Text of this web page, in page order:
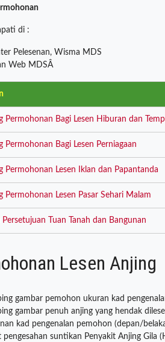
di :
Pelesenan, Wisma MDS
Web MDSÂ
Permohonan Bagi Lesen Hiburan dan
Permohonan Bagi Lesen Perniagaan
Permohonan Lesen Iklan dan Papantanda
Permohonan Lesen Pasar Sehari Malam
Persetujuan Tuan Tanah dan Bangunan
Lesen Anjing
gambar pemohon ukuran kad
gambar penuh anjing yang hendak
kad pengenalan pemohon (depan/
pengesahan suntikan Penyakit Anjing Gila